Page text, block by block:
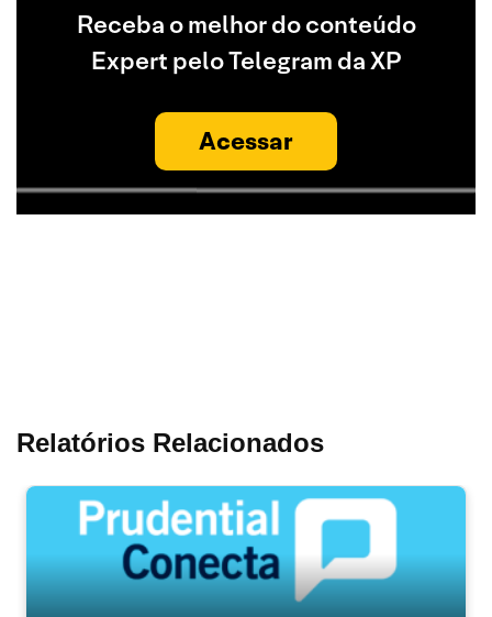
Receba o melhor do conteúdo
Expert pelo Telegram da XP
Acessar
Relatórios Relacionados